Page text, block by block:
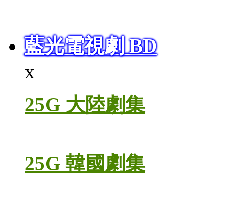
藍光電視劇 BD
x
25G 大陸劇集
25G 韓國劇集